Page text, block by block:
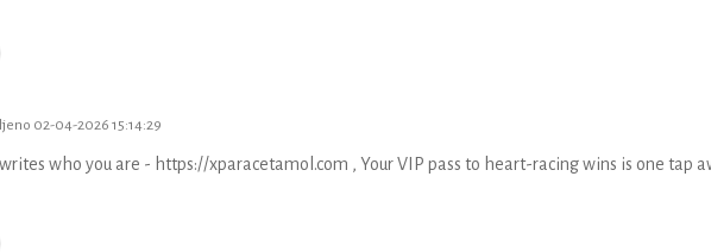
02-04-2026 15:14:29
who you are - https://xparacetamol.com , Your VIP pass to heart-racing wins is one tap